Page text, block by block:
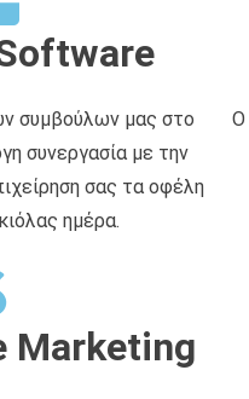
συμβούλων μας στο
συνεργασία με την
σας τα οφέλη
ημέρα.
Ο
Marketing